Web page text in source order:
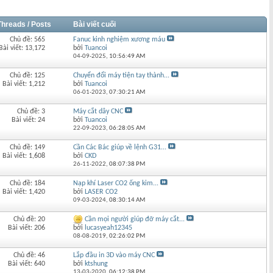
/ Posts Bài viết cuối
Chủ đề: 565
Bài viết: 13,172
Fanuc kinh nghiệm xương máu
bởiTuancoi
04-09-2025, 10:56:49 AM
Chủ đề: 125
Bài viết: 1,212
Chuyển đổi máy tiện tay thành...
bởiTuancoi
06-01-2023,07:30:21 AM
Chủ đề: 3
Bài viết: 24
Máy cắt dây CNC
bởiTuancoi
22-09-2023,06:28:05 AM
Chủ đề: 149
Bài viết: 1,608
Cần Các Bác giúp về lệnh G31...
bởiCKD
26-11-2022,08:07:38 PM
Chủ đề: 184
Bài viết: 1,420
Nạp khí Laser CO2 ống kim...
bởi LASER CO2
09-03-2024,08:30:14 AM
Chủ đề: 20
Bài viết: 206
Cần mọi người giúp đỡ máy cắt...
bởi lucasyeah12345
08-08-2019,02:26:02 PM
Chủ đề: 46
Bài viết: 640
Lắp đầu in 3D vào máy CNC
bởi ktshung